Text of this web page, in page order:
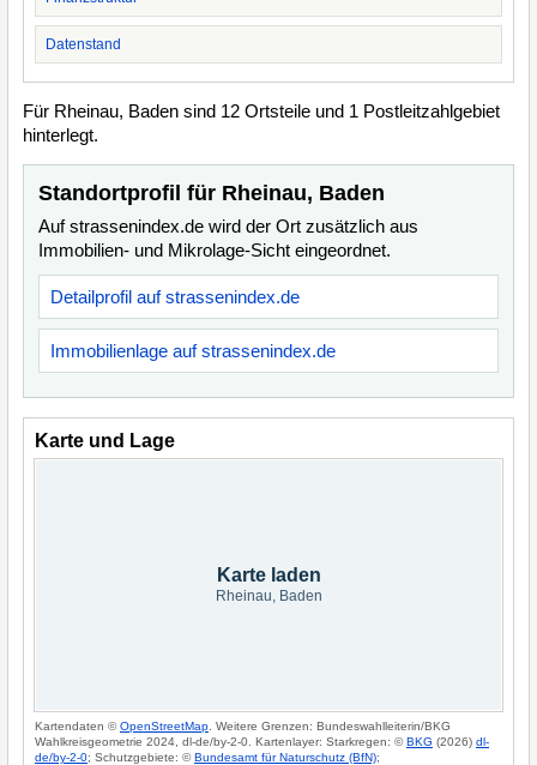
Datenstand
Für Rheinau, Baden sind 12 Ortsteile und 1 Postleitzahlgebiet
hinterlegt.
Standortprofil für Rheinau, Baden
Auf strassenindex.de wird der Ort zusätzlich aus
Immobilien- und Mikrolage-Sicht eingeordnet.
Detailprofil auf strassenindex.de
Immobilienlage auf strassenindex.de
Karte und Lage
Karte laden
Rheinau, Baden
Kartendaten ©OpenStreetMap . Weitere Grenzen: Bundeswahlleiterin/BKG
Wahlkreisgeometrie 2024, dl-de/by-2-0. Kartenlayer: Starkregen: ©BKG (2026) dl-
de/by-2-0; Schutzgebiete: ©Bundesamt für Naturschutz (BfN);